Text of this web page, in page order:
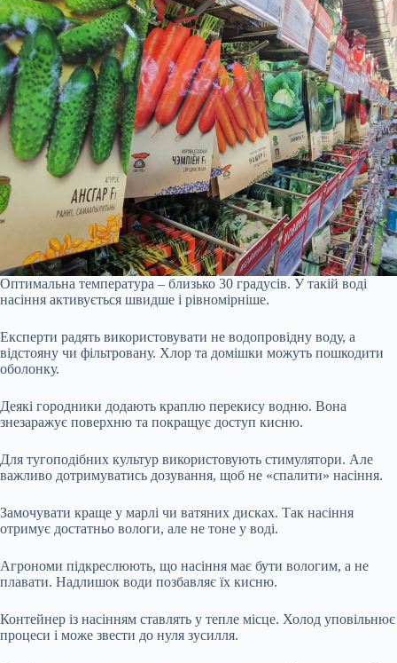
Оптимальна температура – близько 30 градусів. У такій воді
насіння активується швидше і рівномірніше.
Експерти радять використовувати не водопровідну воду, а
відстояну чи фільтровану. Хлор та домішки можуть пошкодити
оболонку.
Деякі городники додають краплю перекису водню. Вона
знезаражує поверхню та покращує доступ кисню.
Для тугоподібних культур використовують стимулятори. Але
важливо дотримуватись дозування, щоб не «спалити» насіння.
Замочувати краще у марлі чи ватяних дисках. Так насіння
отримує достатньо вологи, але не тоне у воді.
Агрономи підкреслюють, що насіння має бути вологим, а не
плавати. Надлишок води позбавляє їх кисню.
Контейнер із насінням ставлять у тепле місце. Холод уповільнює
процеси і може звести до нуля зусилля.